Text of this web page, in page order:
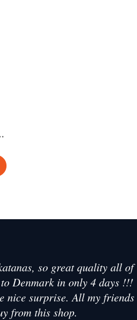
so great quality all of
Denmark in only 4 days !!!
nice surprise. All my friends
from this shop.